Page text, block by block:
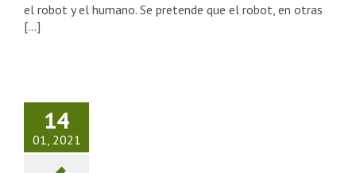
el robot y el humano. Se pretende que el robot, en otras
[...]
14
01, 2021
ES LA
EDAD